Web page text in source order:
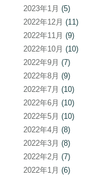
2023年1月 (5)
2022年12月 (11)
2022年11月 (9)
2022年10月 (10)
2022年9月 (7)
2022年8月 (9)
2022年7月 (10)
2022年6月 (10)
2022年5月 (10)
2022年4月 (8)
2022年3月 (8)
2022年2月 (7)
2022年1月 (6)